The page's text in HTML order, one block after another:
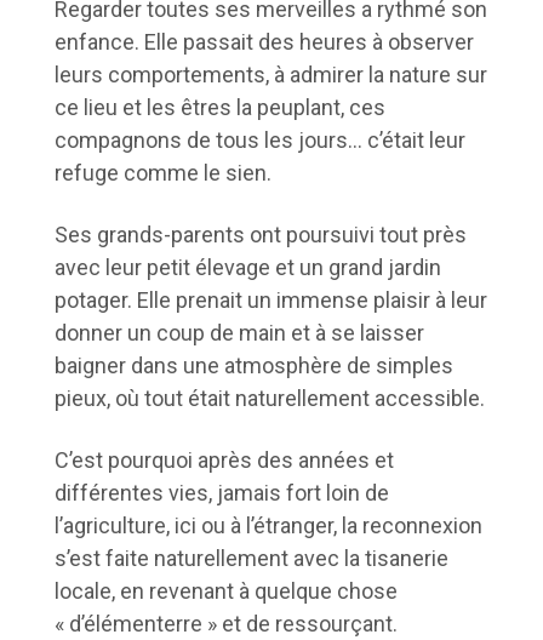
Regarder toutes ses merveilles a rythmé son
enfance. Elle passait des heures à observer
leurs comportements, à admirer la nature sur
ce lieu et les êtres la peuplant, ces
compagnons de tous les jours… c’était leur
refuge comme le sien.
Ses grands-parents ont poursuivi tout près
avec leur petit élevage et un grand jardin
potager. Elle prenait un immense plaisir à leur
donner un coup de main et à se laisser
baigner dans une atmosphère de simples
pieux, où tout était naturellement accessible.
C’est pourquoi après des années et
différentes vies, jamais fort loin de
l’agriculture, ici ou à l’étranger, la reconnexion
s’est faite naturellement avec la tisanerie
locale, en revenant à quelque chose
« d’élémenterre » et de ressourçant.